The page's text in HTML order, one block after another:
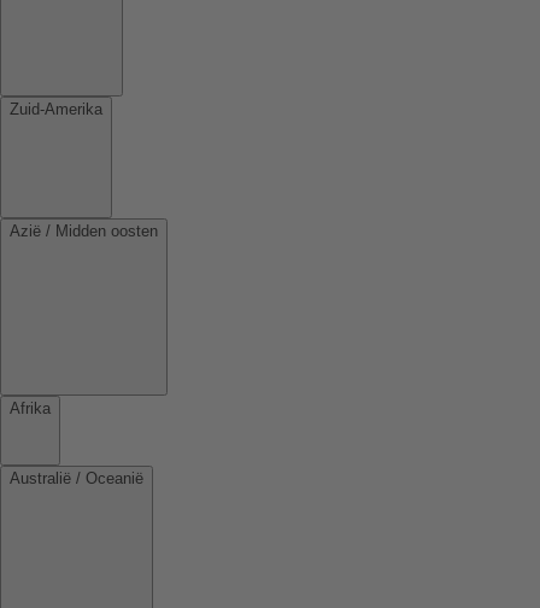
Zuid-Amerika
Azië / Midden oosten
Afrika
Australië / Oceanië